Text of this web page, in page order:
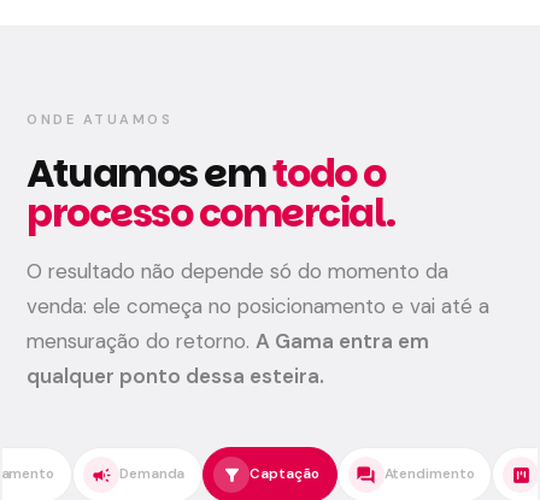
ONDE ATUAMOS
Atuamos emtodo o
processo comercial.
O resultado não depende só do momento da
venda: ele começa no posicionamento e vai até a
mensuração do retorno.A Gama entra em
qualquer ponto dessa esteira.
filter_alt Captação forum Atendimento view_kanban Organização handshake